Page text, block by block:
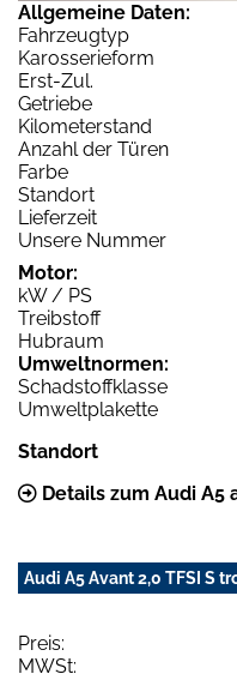
Allgemeine Daten:
Fahrzeugtyp
Karosserieform
Erst-Zul.
Getriebe
Kilometerstand
Anzahl der Türen
Farbe
Standort
Lieferzeit
Unsere Nummer
Motor:
kW / PS
Treibstoff
Hubraum
Umweltnormen:
Schadstoffklasse
Umweltplakette
Standort
Details zum Audi A5
Audi A5 Avant 2,0 TFSI S
Preis:
MWSt: